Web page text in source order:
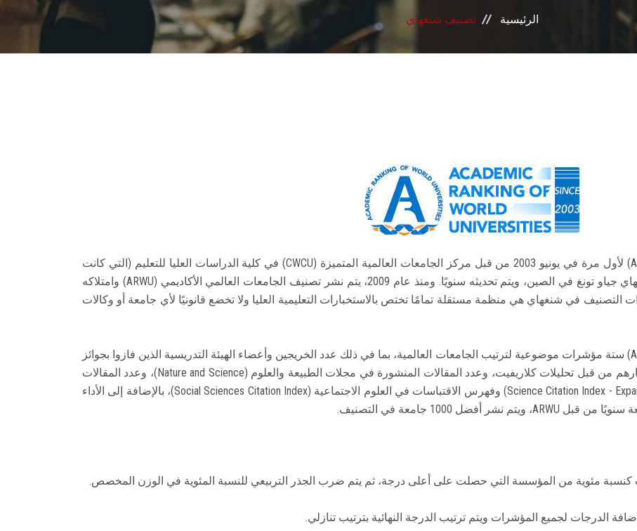
الرئيسية تصنيف شنغهاي
تم نشر تصنيف الجامعات العالمي الأكاديمي (ARWU) لأول مرة في يونيو 2003 من قبل مركز الجامعات العالمية المتميزة (CWCU) في كلية الدراسات العليا للتعليم (التي كانت
تُعرف سابقًا بمعهد التعليم العالي) في جامعة شنغهاي جياو تونغ في الصين، ويتم تحديثه سنويًا. ومنذ عام 2009، يتم نشر تصنيف الجامعات العالمي الأكاديمي (ARWU) وامتلاكه
في شنغهاي هي منظمة مستقلة تمامًا تختص بالاستخبارات التعليمية العليا ولا تخضع قانونيًا لأي جامعة أو وكالات
يستخدم تصنيف الجامعات العالمي الأكاديمي (ARWU) ستة مؤشرات موضوعية لترتيب الجامعات العالمية، بما في ذلك عدد الخريجين وأعضاء الهيئة التدريسية الذين فازوا بجوائز
نوبل وميداليات فيلدز، وعدد الباحثين الذين تم اختيارهم من قبل تحليلات كلاريفيت، وعدد المقالات المنشورة في مجلات الطبيعة والعلوم (Nature and Science)، وعدد المقالات
المفهرسة في فهرس الاقتباسات في العلوم (Science Citation Index - Expanded) وفهرس الاقتباسات في العلوم الاجتماعية (Social Sciences Citation Index)، بالإضافة إلى الأداء
مئوية من المؤسسة التي حصلت على أعلى درجة، ثم يتم ضرب الجذر التربيعي للنسبة المئوية في الوزن المخصص.
الدرجات لجميع المؤشرات ويتم ترتيب الدرجة النهائية بترتيب تنازلي.